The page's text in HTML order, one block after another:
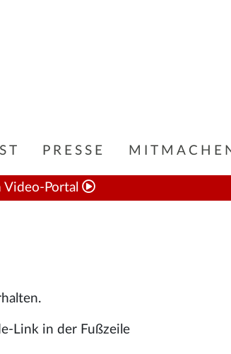
PRESSE
Portal
Link in der Fußzeile